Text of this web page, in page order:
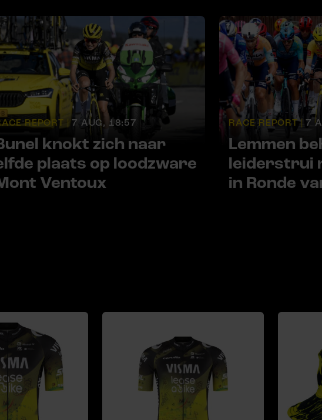
REPORT | 7 AUG, 18:57
knokt zich naar
plaats op loodzware
Ventoux
RACE REPORT | 7
Lemmen
leiderstrui
in Ronde